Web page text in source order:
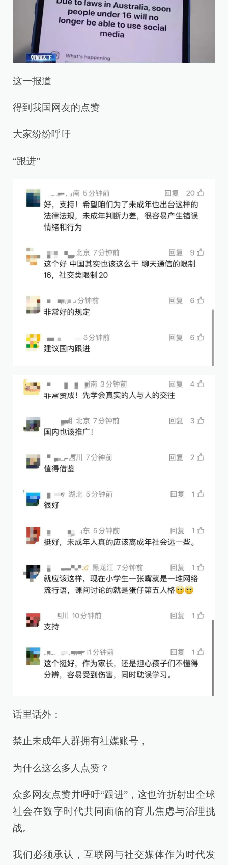
这一报道
得到我国网友的点赞
大家纷纷呼吁
“跟进”
话里话外：
禁止未成年人群拥有社媒账号，
为什么这么多人点赞？
众多网友点赞并呼吁“跟进”，这也许折射出全球
社会在数字时代共同面临的育儿焦虑与治理挑
战。
我们必须承认，互联网与社交媒体作为时代发